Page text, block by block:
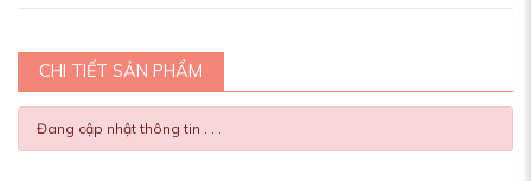
CHI TIẾT SẢN PHẨM
Đang cập nhật thông tin . . .